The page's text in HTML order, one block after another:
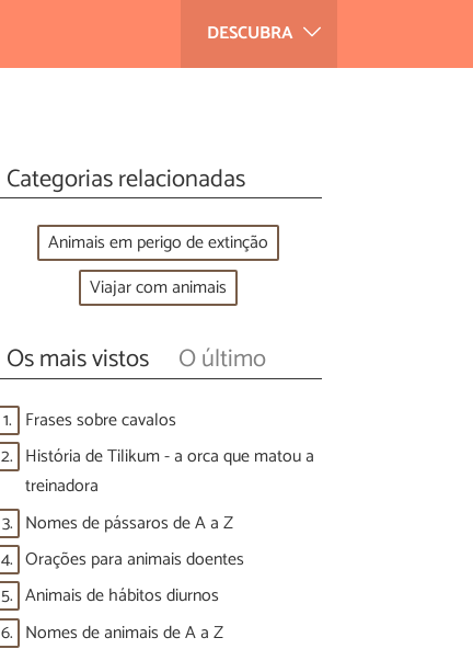
DESCUBRA
Categorias relacionadas
Animais em perigo de extinção
Viajar com animais
Os mais vistos O último
1. Frases sobre cavalos
2. História de Tilikum - a orca que matou a
treinadora
3. Nomes de pássaros de A a Z
4. Orações para animais doentes
5. Animais de hábitos diurnos
6. Nomes de animais de A a Z